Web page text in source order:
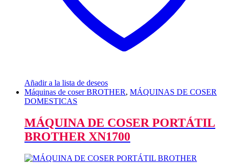
Añadir a la lista de deseos
Máquinas de coser BROTHER, MÁQUINAS DE COSER
DOMESTICAS
MÁQUINA DE COSER PORTÁTIL
BROTHER XN1700